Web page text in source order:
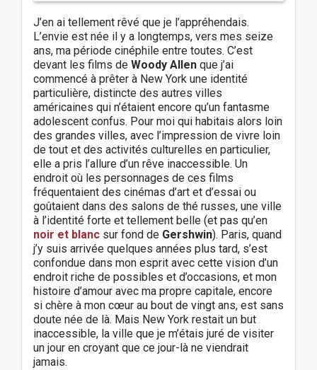
J’en ai tellement rêvé que je l’appréhendais.
L’envie est née il y a longtemps, vers mes seize
ans, ma période cinéphile entre toutes. C’est
devant les films de Woody Allen que j’ai
commencé à prêter à New York une identité
particulière, distincte des autres villes
américaines qui n’étaient encore qu’un fantasme
adolescent confus. Pour moi qui habitais alors loin
des grandes villes, avec l’impression de vivre loin
de tout et des activités culturelles en particulier,
elle a pris l’allure d’un rêve inaccessible. Un
endroit où les personnages de ces films
fréquentaient des cinémas d’art et d’essai ou
goûtaient dans des salons de thé russes, une ville
à l’identité forte et tellement belle (et pas qu’en
noir et blanc sur fond de Gershwin). Paris, quand
j’y suis arrivée quelques années plus tard, s’est
confondue dans mon esprit avec cette vision d’un
endroit riche de possibles et d’occasions, et mon
histoire d’amour avec ma propre capitale, encore
si chère à mon cœur au bout de vingt ans, est sans
doute née de là. Mais New York restait un but
inaccessible, la ville que je m’étais juré de visiter
un jour en croyant que ce jour-là ne viendrait
jamais.